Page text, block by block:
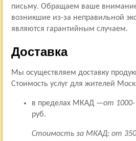
письму. Обращаем ваше
возникшие из-за неправильной
являются гарантийным случаем.
Доставка
Мы осуществляем доставку
Стоимость услуг для жителей
в пределах МКАД —от 1000-
руб.
Стоимость за МКАД: от